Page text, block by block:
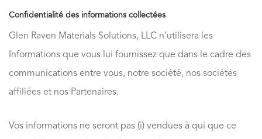
Confidentialité des informations collectées
Glen Raven Materials Solutions, LLC n’utilisera les
Informations que vous lui fournissez que dans le cadre des
communications entre vous, notre société, nos sociétés
affiliées et nos Partenaires.
Vos informations ne seront pas (i) vendues à qui que ce